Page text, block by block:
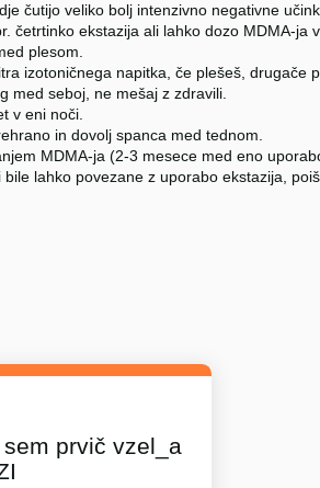
čutijo veliko bolj intenzivno negativne
četrtinko ekstazija ali lahko dozo MDMA-ja
plesom.
izotoničnega napitka, če plešeš, drugače
med seboj, ne mešaj z zdravili.
v eni noči.
in dovolj spanca med tednom.
MDMA-ja (2-3 mesece med eno
lahko povezane z uporabo ekstazija,
sem prvič vzel_a